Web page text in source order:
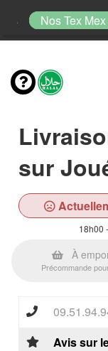
Nos Tex Mex
sur
18h00
À
Précommande
Avis sur